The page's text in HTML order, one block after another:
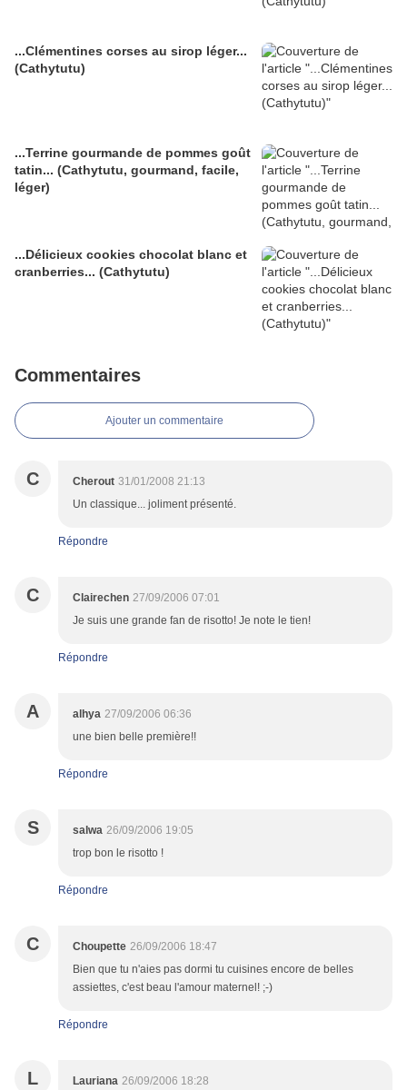
...Clémentines corses au sirop léger...
(Cathytutu)
...Terrine gourmande de pommes goût
tatin... (Cathytutu, gourmand, facile,
léger)
...Délicieux cookies chocolat blanc et
cranberries... (Cathytutu)
Commentaires
Ajouter un commentaire
C Cherout 31/01/2008 21:13
Un classique... joliment présenté.
Répondre
C Clairechen 27/09/2006 07:01
Je suis une grande fan de risotto! Je note le tien!
Répondre
A alhya 27/09/2006 06:36
une bien belle première!!
Répondre
S salwa 26/09/2006 19:05
trop bon le risotto !
Répondre
C Choupette 26/09/2006 18:47
Bien que tu n'aies pas dormi tu cuisines encore de belles
assiettes, c'est beau l'amour maternel! ;-)
Répondre
L Lauriana 26/09/2006 18:28